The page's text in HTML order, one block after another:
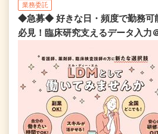
業務委託
◆急募◆ 好きな日・頻度で勤務可
必見！臨床研究支えるデータ入力